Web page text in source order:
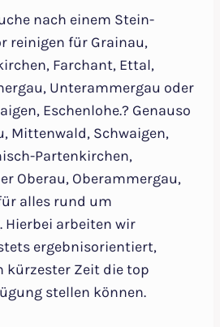
nach einem Stein-
reinigen für Grainau,
Farchant, Ettal,
Unterammergau oder
Eschenlohe.? Genauso
Mittenwald, Schwaigen,
Partenkirchen,
Oberau, Oberammergau,
alles rund um
arbeiten wir
ergebnisorientiert,
kürzester Zeit die top
stellen können.